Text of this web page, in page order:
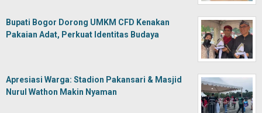
Bupati Bogor Dorong UMKM CFD Kenakan
Pakaian Adat, Perkuat Identitas Budaya
Apresiasi Warga: Stadion Pakansari & Masjid
Nurul Wathon Makin Nyaman